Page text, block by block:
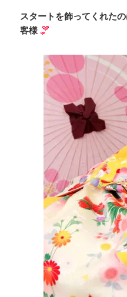
スタートを飾ってくれた
客様